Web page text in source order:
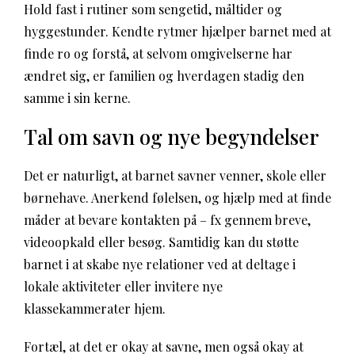
Hold fast i rutiner som sengetid, måltider og
hyggestunder. Kendte rytmer hjælper barnet med at
finde ro og forstå, at selvom omgivelserne har
ændret sig, er familien og hverdagen stadig den
samme i sin kerne.
Tal om savn og nye begyndelser
Det er naturligt, at barnet savner venner, skole eller
børnehave. Anerkend følelsen, og hjælp med at finde
måder at bevare kontakten på – fx gennem breve,
videoopkald eller besøg. Samtidig kan du støtte
barnet i at skabe nye relationer ved at deltage i
lokale aktiviteter eller invitere nye
klassekammerater hjem.
Fortæl, at det er okay at savne, men også okay at